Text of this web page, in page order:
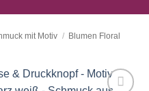
mit Motiv / Blumen Floral